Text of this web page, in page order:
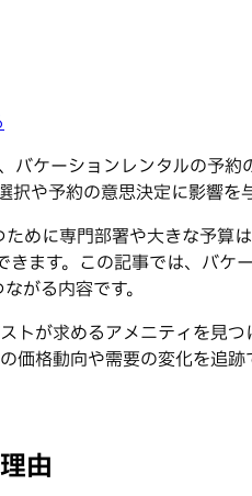
ケーションレンタルの予
や予約の意思決定に影響を与
めに専門部署や大きな予
ます。この記事では、バ
がる内容です。
が求めるアメニティを見つ
格動向や需要の変化を追
由